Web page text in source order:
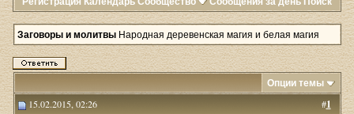
Заговоры и молитвы Народная деревенская магия и белая магия
Опции темы
#1
15.02.2015, 02:26